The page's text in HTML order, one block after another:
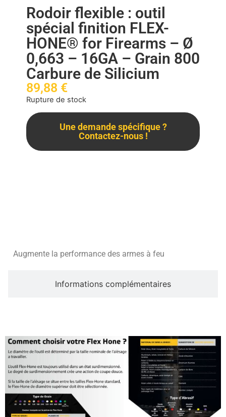
Rodoir flexible : outil
spécial finition FLEX-
HONE® for Firearms – Ø
0,663 – 16GA – Grain 800
Carbure de Silicium
89,88 €
Rupture de stock
Une demande spécifique ?
Contactez-nous !
Informations complémentaires
Augmente la performance des armes à feu